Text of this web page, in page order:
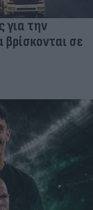
για την
σε